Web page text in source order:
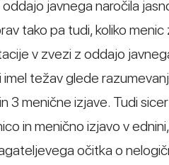
javnega naročila
tako pa tudi, koliko menic
v zvezi z oddajo
težav glede
3 menične izjave. Tudi
in menično izjavo v
očitka o